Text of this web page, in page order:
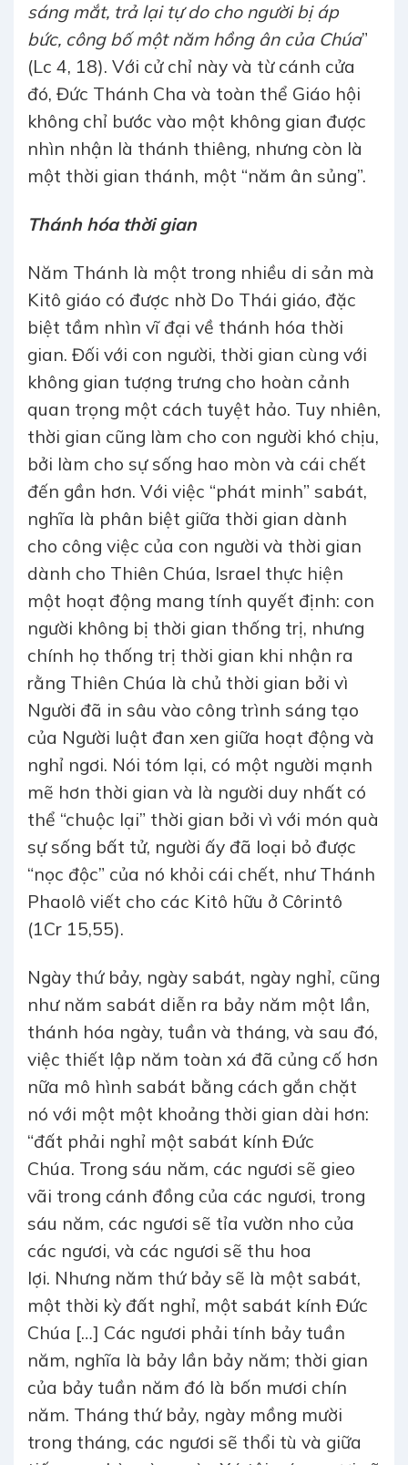
sáng mắt, trả lại tự do cho người bị áp
bức, công bố một năm hồng ân của Chúa”
(Lc 4, 18). Với cử chỉ này và từ cánh cửa
đó, Đức Thánh Cha và toàn thể Giáo hội
không chỉ bước vào một không gian được
nhìn nhận là thánh thiêng, nhưng còn là
một thời gian thánh, một “năm ân sủng”.
Thánh hóa thời gian
Năm Thánh là một trong nhiều di sản mà
Kitô giáo có được nhờ Do Thái giáo, đặc
biệt tầm nhìn vĩ đại về thánh hóa thời
gian. Đối với con người, thời gian cùng với
không gian tượng trưng cho hoàn cảnh
quan trọng một cách tuyệt hảo. Tuy nhiên,
thời gian cũng làm cho con người khó chịu,
bởi làm cho sự sống hao mòn và cái chết
đến gần hơn. Với việc “phát minh” sabát,
nghĩa là phân biệt giữa thời gian dành
cho công việc của con người và thời gian
dành cho Thiên Chúa, Israel thực hiện
một hoạt động mang tính quyết định: con
người không bị thời gian thống trị, nhưng
chính họ thống trị thời gian khi nhận ra
rằng Thiên Chúa là chủ thời gian bởi vì
Người đã in sâu vào công trình sáng tạo
của Người luật đan xen giữa hoạt động và
nghỉ ngơi. Nói tóm lại, có một người mạnh
mẽ hơn thời gian và là người duy nhất có
thể “chuộc lại” thời gian bởi vì với món quà
sự sống bất tử, người ấy đã loại bỏ được
“nọc độc” của nó khỏi cái chết, như Thánh
Phaolô viết cho các Kitô hữu ở Côrintô
(1Cr 15,55).
Ngày thứ bảy, ngày sabát, ngày nghỉ, cũng
như năm sabát diễn ra bảy năm một lần,
thánh hóa ngày, tuần và tháng, và sau đó,
việc thiết lập năm toàn xá đã củng cố hơn
nữa mô hình sabát bằng cách gắn chặt
nó với một một khoảng thời gian dài hơn:
“đất phải nghỉ một sabát kính Đức
Chúa. Trong sáu năm, các ngươi sẽ gieo
vãi trong cánh đồng của các ngươi, trong
sáu năm, các ngươi sẽ tỉa vườn nho của
các ngươi, và các ngươi sẽ thu hoa
lợi. Nhưng năm thứ bảy sẽ là một sabát,
một thời kỳ đất nghỉ, một sabát kính Đức
Chúa […] Các ngươi phải tính bảy tuần
năm, nghĩa là bảy lần bảy năm; thời gian
của bảy tuần năm đó là bốn mươi chín
năm. Tháng thứ bảy, ngày mồng mười
trong tháng, các ngươi sẽ thổi tù và giữa